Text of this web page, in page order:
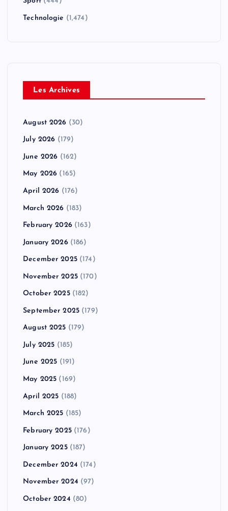
Technologie (1,474)
Les Archives
August 2026 (30)
July 2026 (179)
June 2026 (162)
May 2026 (165)
April 2026 (176)
March 2026 (183)
February 2026(163)
January 2026(186)
December 2025(174)
November 2025(170)
October 2025(182)
September 2025 (179)
August 2025 (179)
July 2025 (185)
June 2025 (191)
May 2025 (169)
April 2025 (188)
March 2025 (185)
February 2025(176)
January 2025(187)
December 2024 (174)
November 2024 (97)
October 2024 (80)